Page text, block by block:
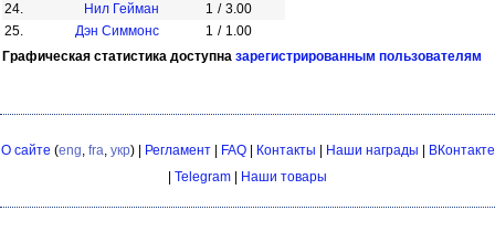
24.
Нил Гейман 1 / 3.00
25.
Дэн Симмонс 1 / 1.00
Графическая статистика доступна зарегистрированным пользователям
О сайте (eng, fra, укр) | Регламент| FAQ| Контакты Наши награды
ВКонтакте
Telegram Наши товары